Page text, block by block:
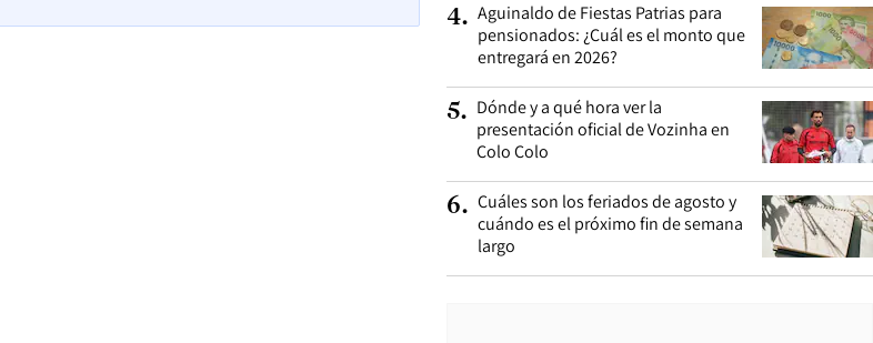
4. Aguinaldo de Fiestas Patrias para
pensionados: ¿Cuál es el monto que
entregará en 2026?
5. Dónde y a qué hora ver la
presentación oficial de Vozinha en
Colo Colo
6. Cuáles son los feriados de agosto y
cuándo es el próximo fin de semana
largo